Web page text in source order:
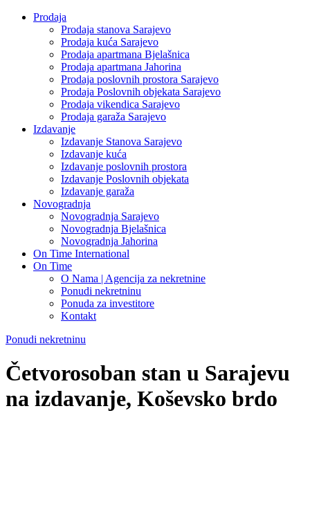
Prodaja
Prodaja stanova Sarajevo
Prodaja kuća Sarajevo
Prodaja apartmana Bjelašnica
Prodaja apartmana Jahorina
Prodaja poslovnih prostora Sarajevo
Prodaja Poslovnih objekata Sarajevo
Prodaja vikendica Sarajevo
Prodaja garaža Sarajevo
Izdavanje
Izdavanje Stanova Sarajevo
Izdavanje kuća
Izdavanje poslovnih prostora
Izdavanje Poslovnih objekata
Izdavanje garaža
Novogradnja
Novogradnja Sarajevo
Novogradnja Bjelašnica
Novogradnja Jahorina
On Time International
On Time
O Nama | Agencija za nekretnine
Ponudi nekretninu
Ponuda za investitore
Kontakt
Ponudi nekretninu
Četvorosoban stan u Sarajevu
na izdavanje, Koševsko brdo